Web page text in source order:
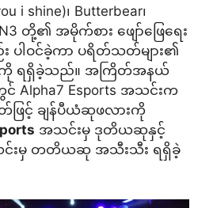
i shine)၊ Butterbear၊
တို့၏ အမိုက်စား ဖျော်ဖြေရေး
ပါဝင်ခဲ့ကာ ပရိတ်သတ်များ၏
ကို ရရှိခဲ့သည်။ အကြိတ်အနယ်
င် Alpha7 Esports အသင်းက
ဖြင့် ချန်ပီယံဆုဖလားကို
အသင်းမှ ဒုတိယဆုနှင့်
သင်းမှ တတိယဆု အသီးသီး ရရှိခဲ့